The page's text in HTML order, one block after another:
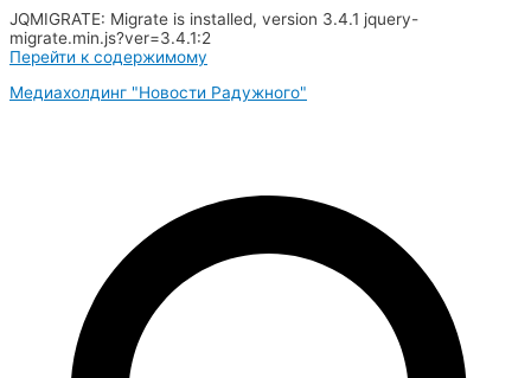
JQMIGRATE: Migrate is installed, version 3.4.1 jquery-
migrate.min.js?ver=3.4.1:2
Перейти к содержимому
Медиахолдинг "Новости Радужного"